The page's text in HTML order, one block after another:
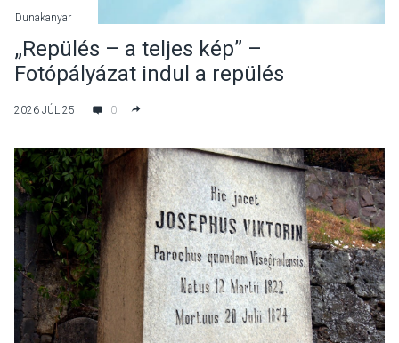
Dunakanyar
„Repülés – a teljes kép” –
Fotópályázat indul a repülés
környezeti hatásairól
2026 JÚL 25 0